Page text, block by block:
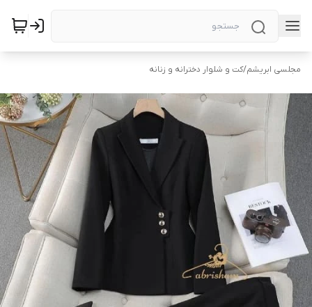
مجلسی ابریشم/کت و شلوار دخترانه و زنانه